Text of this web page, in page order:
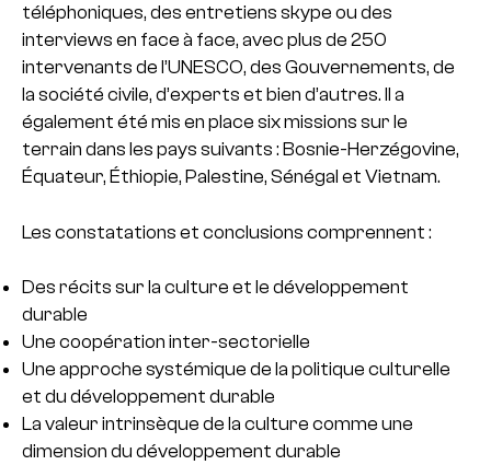
téléphoniques, des entretiens skype ou des
interviews en face à face, avec plus de 250
intervenants de l’UNESCO, des Gouvernements, de
la société civile, d’experts et bien d’autres. Il a
également été mis en place six missions sur le
terrain dans les pays suivants : Bosnie-Herzégovine,
Équateur, Éthiopie, Palestine, Sénégal et Vietnam.
Les constatations et conclusions comprennent :
Des récits sur la culture et le développement
durable
Une coopération inter-sectorielle
Une approche systémique de la politique culturelle
et du développement durable
La valeur intrinsèque de la culture comme une
dimension du développement durable